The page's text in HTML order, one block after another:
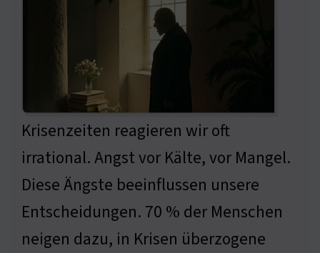
Krisenzeiten reagieren wir oft
irrational. Angst vor Kälte, vor Mangel.
Diese Ängste beeinflussen unsere
Entscheidungen. 70 % der Menschen
neigen dazu, in Krisen überzogene